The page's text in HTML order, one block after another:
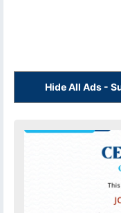
Hide All Ads -